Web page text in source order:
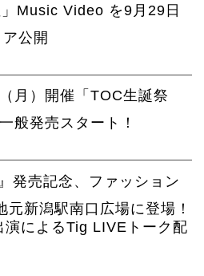
Media
Movie
Goods
Fanclub
TOC'S Place
4Seasons
Mobile
」Music Video を9月29日
公開
月）開催「TOC生誕祭
般発売スタート！
発売記念、ファッション
元新潟駅南口広場に登場！
によるTig LIVEトーク配